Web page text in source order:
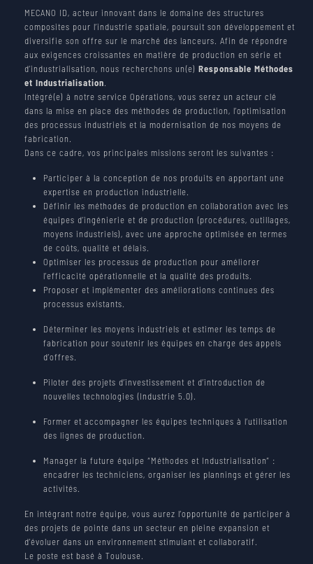
ENVIRONMENTAL TESTING
COMPANY
CAREER
WORK AT MECANO ID
CONTACT
NEWS
PARTNERS
MECANO ID, acteur innovant dans le domaine des structures
composites pour l’industrie spatiale, poursuit son développement et
diversifie son offre sur le marché des lanceurs. Afin de répondre
aux exigences croissantes en matière de production en série et
d’industrialisation, nous recherchons un(e)Responsable Méthodes
et Industrialisation.
Intégré(e) à notre service Opérations, vous serez un acteur clé
dans la mise en place des méthodes de production, l’optimisation
des processus industriels et la modernisation de nos moyens de
fabrication.
Dans ce cadre, vos principales missions seront les suivantes :
Participer à la conception de nos produits en apportant une
expertise en production industrielle.
Définir les méthodes de production en collaboration avec les
équipes d’ingénierie et de production (procédures, outillages,
moyens industriels), avec une approche optimisée en termes
de coûts, qualité et délais.
Optimiser les processus de production pour améliorer
l’efficacité opérationnelle et la qualité des produits.
Proposer et implémenter des améliorations continues des
processus existants.
Déterminer les moyens industriels et estimer les temps de
fabrication pour soutenir les équipes en charge des appels
d’offres.
Piloter des projets d’investissement et d’introduction de
nouvelles technologies (Industrie 5.0).
Former et accompagner les équipes techniques à l’utilisation
des lignes de production.
Manager la future équipe “Méthodes et Industrialisation” :
encadrer les techniciens, organiser les plannings et gérer les
activités.
En intégrant notre équipe, vous aurez l’opportunité de participer à
des projets de pointe dans un secteur en pleine expansion et
d’évoluer dans un environnement stimulant et collaboratif.
Le poste est basé à Toulouse.